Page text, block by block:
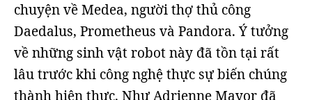
chuyện về Medea, người thợ thủ công
Daedalus, Prometheus và Pandora. Ý tưởng
về những sinh vật robot này đã tồn tại rất
lâu trước khi công nghệ thực sự biến chúng
thành hiện thực. Như Adrienne Mayor đã